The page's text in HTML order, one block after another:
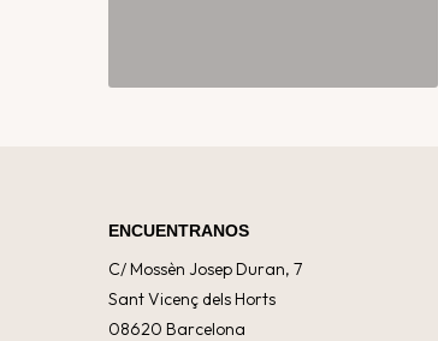
ENCUENTRANOS
C/ Mossèn Josep Duran, 7
Sant Vicenç dels Horts
08620 Barcelona